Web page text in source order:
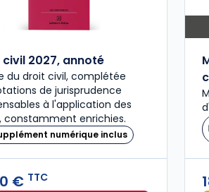
civil 2027, annoté
du droit civil, complétée
de jurisprudence
à l'application des
constamment enrichies.
numérique inclus
€ TTC